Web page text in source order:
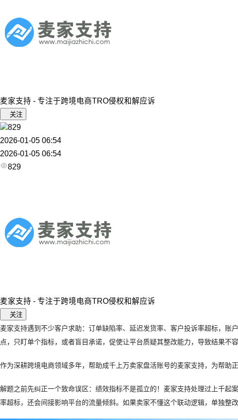
麦家支持 - 专注于跨境电商TRO侵权和解应诉
关注
829
2026-01-05 06:54
2026-01-05 06:54
829
麦家支持 - 专注于跨境电商TRO侵权和解应诉
关注
麦家支持遇到不少客户求助：订单缺陷率、延迟发货率、客户投诉率超标，
点，只盯单个指标，或者盲目承诺，促使让平台质疑其整改能力，导致结果不容
作为深耕跨境电商领域多年，帮助成千上万卖家盘活账号的麦家支持，为帮助
解题之前先纠正一个致命误区：绩效指标不是孤立的！麦家支持处理过上千
率超标，还会间接影响平台的流量倾斜。如果卖家不懂这个联动逻辑，单独整